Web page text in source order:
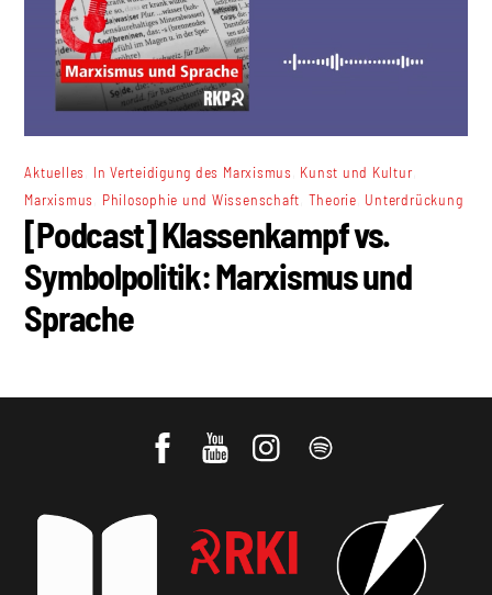
Aktuelles In Verteidigung des Marxismus Kunst und Kultur
Marxismus Philosophie und Wissenschaft Theorie Unterdrückung
[Podcast] Klassenkampf vs.
Symbolpolitik: Marxismus und
Sprache